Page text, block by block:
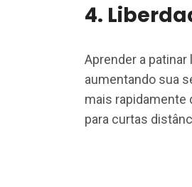
4.
Aprender a
aumentando sua
mais rapidamente
para curtas